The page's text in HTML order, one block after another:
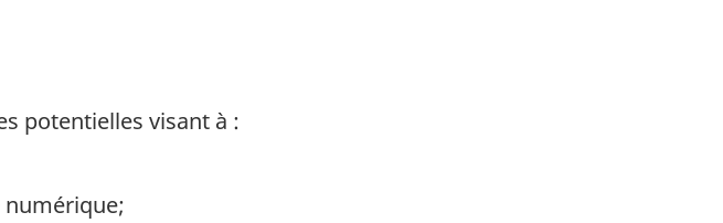
potentielles visant à :
numérique;